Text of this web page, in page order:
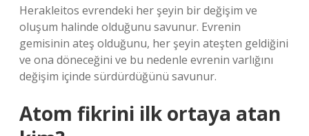
Herakleitos evrendeki her şeyin bir değişim ve
oluşum halinde olduğunu savunur. Evrenin
gemisinin ateş olduğunu, her şeyin ateşten geldiğini
ve ona döneceğini ve bu nedenle evrenin varlığını
değişim içinde sürdürdüğünü savunur.
Atom fikrini ilk ortaya atan